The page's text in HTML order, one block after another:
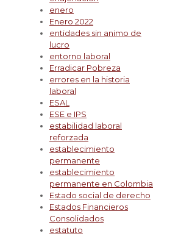
enero
Enero 2022
entidades sin animo de
lucro
entorno laboral
Erradicar Pobreza
errores en la historia
laboral
ESAL
ESE e IPS
estabilidad laboral
reforzada
establecimiento
permanente
establecimiento
permanente en Colombia
Estado social de derecho
Estados Financieros
Consolidados
estatuto